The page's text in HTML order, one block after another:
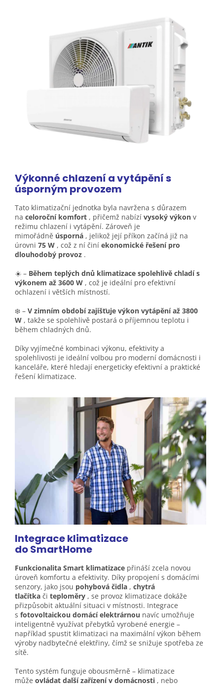
Výkonné chlazení a vytápění s
úsporným provozem
Tato klimatizační jednotka byla navržena s důrazem
na celoroční komfort , přičemž nabízí vysoký výkon v
režimu chlazení i vytápění. Zároveň je
mimořádně úsporná , jelikož její příkon začíná již na
úrovni 75 W , což z ní činí ekonomické řešení pro
dlouhodobý provoz .
☀️ – Během teplých dnů klimatizace spolehlivě chladí s
výkonem až 3600 W , což je ideální pro efektivní
ochlazení i větších místností.
❄️ – V zimním období zajišťuje výkon vytápění až 3800
W , takže se spolehlivě postará o příjemnou teplotu i
během chladných dnů.
Díky vyjímečné kombinaci výkonu, efektivity a
spolehlivosti je ideální volbou pro moderní domácnosti i
kanceláře, které hledají energeticky efektivní a praktické
řešení klimatizace.
Integrace klimatizace
doSmartHome
Funkcionalita Smart klimatizace přináší zcela novou
úroveň komfortu a efektivity. Díky propojení s domácími
senzory, jako jsou pohybová čidla , chytrá
tlačítka či teploměry , se provoz klimatizace dokáže
přizpůsobit aktuální situaci v místnosti. Integrace
s fotovoltaickou domácí elektrárnou navíc umožňuje
inteligentně využívat přebytků vyrobené energie –
například spustit klimatizaci na maximální výkon během
výroby nadbytečné elektřiny, čímž se snižuje spotřeba ze
sítě.
Tento systém funguje obousměrně – klimatizace
může ovládat další zařízení v domácnosti , nebo